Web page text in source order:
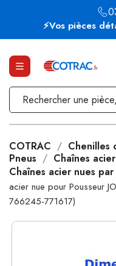
⚡Vos pièces
COTRAC
Chenilles
Pneus
Chaînes acier
Chaînes acier nues
acier nue pour Pousseur
766245-771617)